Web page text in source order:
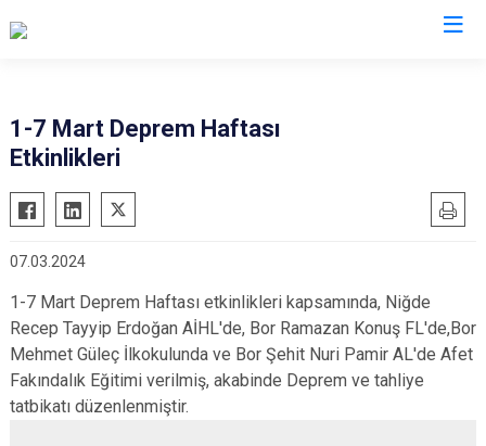
1-7 Mart Deprem Haftası
Etkinlikleri
07.03.2024
1-7 Mart Deprem Haftası etkinlikleri kapsamında, Niğde
Recep Tayyip Erdoğan AİHL'de, Bor Ramazan Konuş FL'de,Bor
Mehmet Güleç İlkokulunda ve Bor Şehit Nuri Pamir AL'de Afet
Fakındalık Eğitimi verilmiş, akabinde Deprem ve tahliye
tatbikatı düzenlenmiştir.